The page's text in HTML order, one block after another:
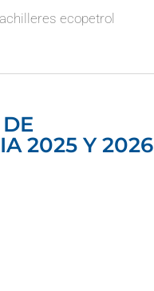
ecopetrol
2025 Y 2026